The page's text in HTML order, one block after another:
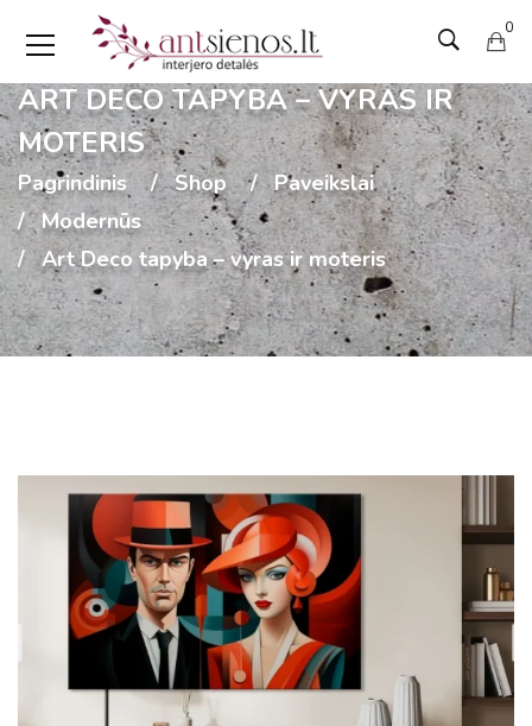
0
ART DECO TAPYBA – VYRAS IR
MOTERIS
Pagrindinis Shop
Paveikslai
Modernūs
Art Deco tapyba – vyras ir moteris